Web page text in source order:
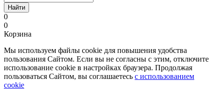
Найти
0
0
Корзина
Мы используем файлы cookie для повышения удобства
пользования Сайтом. Если вы не согласны с этим, отключите
использование cookie в настройках браузера. Продолжая
пользоваться Сайтом, вы соглашаетесь с использованием
cookie